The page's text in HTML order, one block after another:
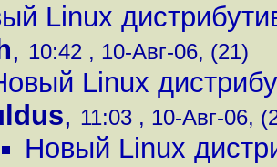
Linux
, 10:42 , 10-Авг-06, (21)
Linux
, 11:03 , 10-Авг-06,
Новый Linux